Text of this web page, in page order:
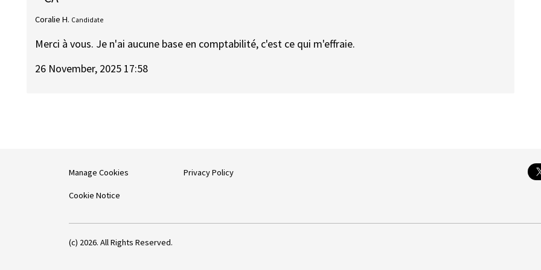
Coralie H. Candidate
Merci à vous. Je n'ai aucune base en comptabilité, c'est ce qui m'effraie.
26 November, 2025 17:58
Manage Cookies
Cookie Notice
Privacy Policy
(c) 2026. All Rights Reserved.